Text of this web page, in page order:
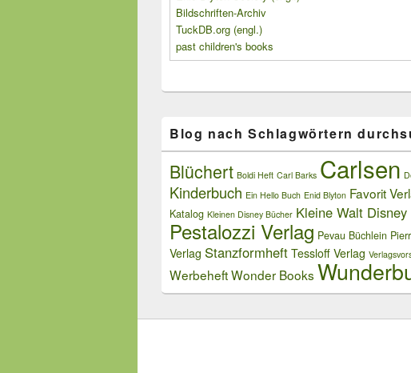
Bildschriften-Archiv
TuckDB.org (engl.)
past children's books
Blog nach Schlagwörtern
Blüchert Boldi Heft Carl Barks Carlsen
Kinderbuch Ein Hello Buch Enid Blyton Favorit
Katalog Kleinen Disney Bücher Kleine Walt
Pestalozzi Verlag Pevau Büchlein
Verlag Stanzformheft Tessloff Verlag
WerbeheftWonder Books